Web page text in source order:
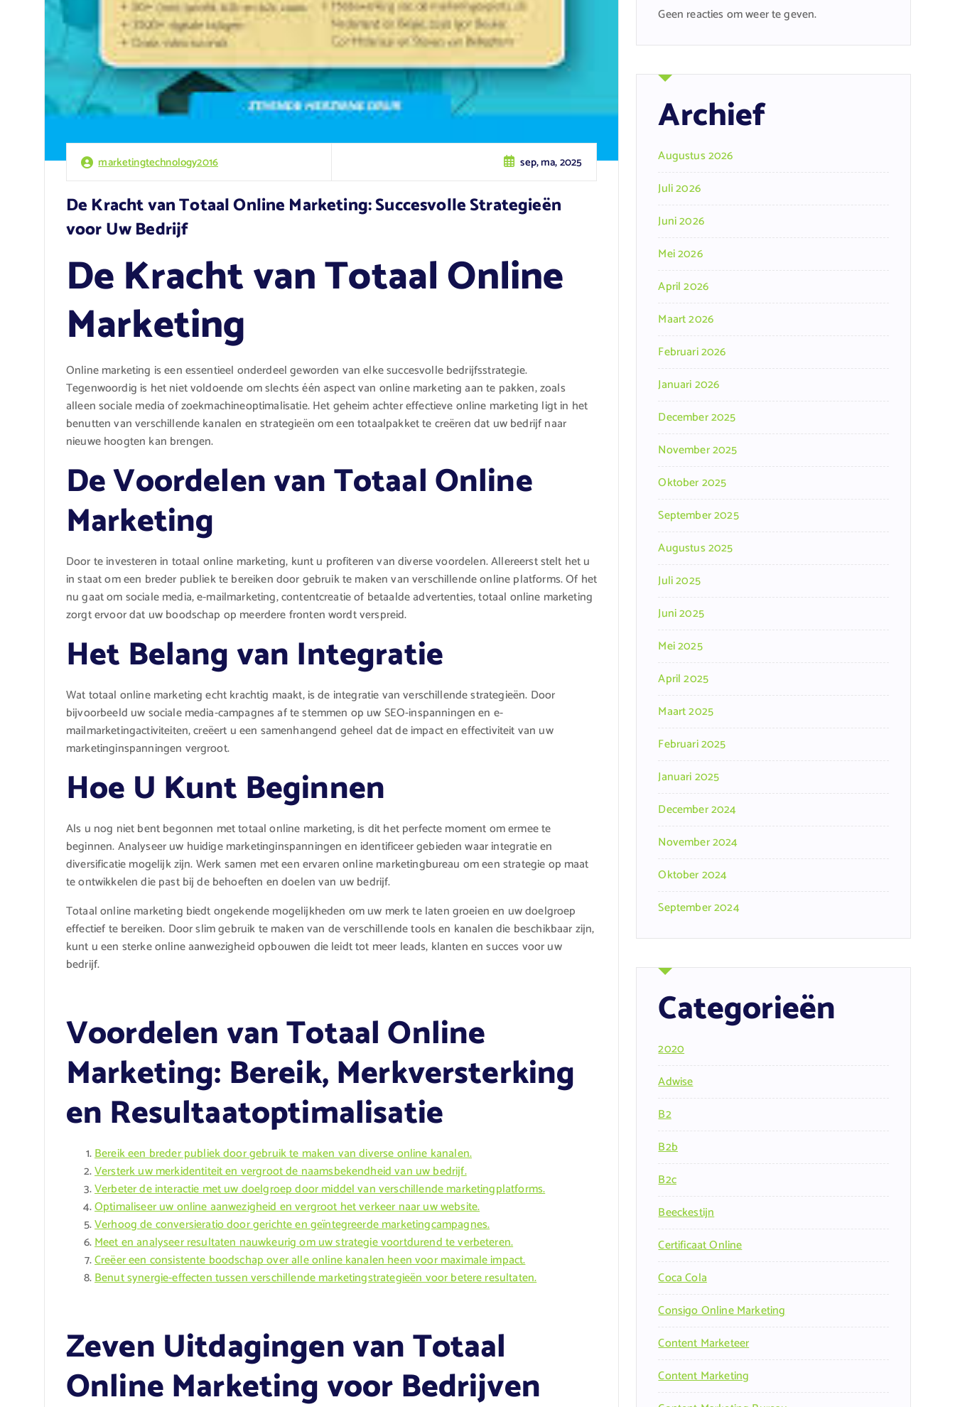
marketingtechnology2016 sep, ma, 2025
De Kracht van Totaal Online Marketing: Succesvolle Strategieën
voor Uw Bedrijf
De Kracht van Totaal Online
Marketing
Online marketing is een essentieel onderdeel geworden van elke succesvolle bedrijfsstrategie.
Tegenwoordig is het niet voldoende om slechts één aspect van online marketing aan te pakken, zoals
alleen sociale media of zoekmachineoptimalisatie. Het geheim achter effectieve online marketing ligt in het
benutten van verschillende kanalen en strategieën om een totaalpakket te creëren dat uw bedrijf naar
nieuwe hoogten kan brengen.
De Voordelen van Totaal Online
Marketing
Door te investeren in totaal online marketing, kunt u profiteren van diverse voordelen. Allereerst stelt het u
in staat om een breder publiek te bereiken door gebruik te maken van verschillende online platforms. Of het
nu gaat om sociale media, e-mailmarketing, contentcreatie of betaalde advertenties, totaal online marketing
zorgt ervoor dat uw boodschap op meerdere fronten wordt verspreid.
Het Belang van Integratie
Wat totaal online marketing echt krachtig maakt, is de integratie van verschillende strategieën. Door
bijvoorbeeld uw sociale media-campagnes af te stemmen op uw SEO-inspanningen en e-
mailmarketingactiviteiten, creëert u een samenhangend geheel dat de impact en effectiviteit van uw
marketinginspanningen vergroot.
Hoe U Kunt Beginnen
Als u nog niet bent begonnen met totaal online marketing, is dit het perfecte moment om ermee te
beginnen. Analyseer uw huidige marketinginspanningen en identificeer gebieden waar integratie en
diversificatie mogelijk zijn. Werk samen met een ervaren online marketingbureau om een strategie op maat
te ontwikkelen die past bij de behoeften en doelen van uw bedrijf.
Totaal online marketing biedt ongekende mogelijkheden om uw merk te laten groeien en uw doelgroep
effectief te bereiken. Door slim gebruik te maken van de verschillende tools en kanalen die beschikbaar zijn,
kunt u een sterke online aanwezigheid opbouwen die leidt tot meer leads, klanten en succes voor uw
bedrijf.
Voordelen van Totaal Online
Marketing: Bereik, Merkversterking
en Resultaatoptimalisatie
Bereik een breder publiek door gebruik te maken van diverse online kanalen.
Versterk uw merkidentiteit en vergroot de naamsbekendheid van uw bedrijf.
Verbeter de interactie met uw doelgroep door middel van verschillende marketingplatforms.
Optimaliseer uw online aanwezigheid en vergroot het verkeer naar uw website.
Verhoog de conversieratio door gerichte en geïntegreerde marketingcampagnes.
Meet en analyseer resultaten nauwkeurig om uw strategie voortdurend te verbeteren.
Creëer een consistente boodschap over alle online kanalen heen voor maximale impact.
Benut synergie-effecten tussen verschillende marketingstrategieën voor betere resultaten.
Zeven Uitdagingen van Totaal
Online Marketing voor Bedrijven
Geen reacties om weer te geven.
Archief
Augustus 2026
Juli 2026
Juni 2026
Mei 2026
April 2026
Maart 2026
Februari 2026
Januari 2026
December 2025
November 2025
Oktober 2025
September 2025
Augustus 2025
Juli 2025
Juni 2025
Mei 2025
April 2025
Maart 2025
Februari 2025
Januari 2025
December 2024
November 2024
Oktober 2024
September 2024
Categorieën
2020
Adwise
B2
B2b
B2c
Beeckestijn
Certificaat Online
Coca Cola
Consigo Online Marketing
Content Marketeer
Content Marketing